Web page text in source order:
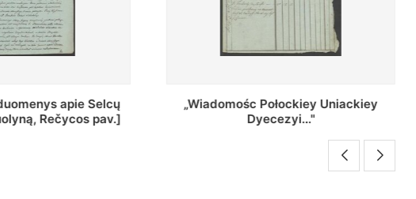
Uniackiey
Regestr Parochow Dekanatu
Brzeskiego